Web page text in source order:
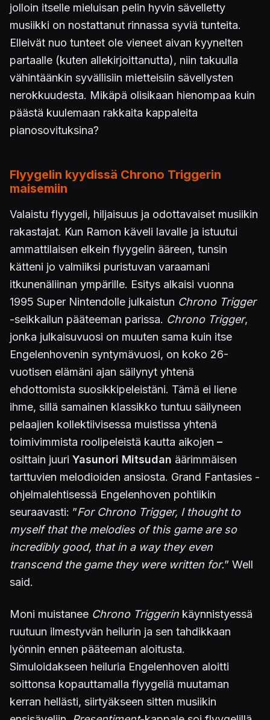
jolloin itselle mieluisan pelin hyvin sävelletty
musiikki on nostattanut rinnassa syviä tunteita.
Elleivät nuo tunteet ole vieneet aivan kyynelten
partaalle (kuten allekirjoittanutta), niin takuulla
vähintäänkin syvällisiin mietteisiin sävellysten
nerokkuudesta. Mikäpä olisikaan hienompaa kuin
päästä kuulemaan rakkaita kappaleita
pianosovituksina?
Flyygelin kyydissä Chrono Triggerin
maisemiin
Valaistu flyygeli, hiljaisuus ja odottavaiset musiikin
rakastajat. Kun Ramon käveli lavalle ja istuutui
ammattilaisen elkein flyygelin ääreen, tunsin
kätteni jo valmiiksi puristuvan varaamani
itkunenäliinan ympärille. Esitys alkaisi vuonna
1995 Super Nintendolle julkaistun Chrono Trigger
-seikkailun pääteeman parissa. Chrono Trigger,
jonka julkaisuvuosi on muuten sama kuin itse
Engelenhovenin syntymävuosi, on koko 26-
vuotisen elämäni ajan säilynyt yhtenä
ehdottomista suosikkipeleistäni. Tämä ei liene
ihme, sillä samainen klassikko tuntuu säilyneen
pelaajien kollektiivisessa muistissa yhtenä
toimivimmista roolipeleistä kautta aikojen –
osittain juuri Yasunori Mitsudan äärimmäisen
tarttuvien melodioiden ansiosta. Grand Fantasies -
ohjelmalehtisessä Engelenhoven pohtiikin
seuraavasti: ”For Chrono Trigger, I thought to
myself that the melodies of this game are so
incredibly good, that in a way they even
transcend the game they were written for.” Well
said.
Moni muistanee Chrono Triggerin käynnistyessä
ruutuun ilmestyvän heilurin ja sen tahdikkaan
lyönnin ennen pääteeman aloitusta.
Simuloidakseen heiluria Engelenhoven aloitti
soittonsa kopauttamalla flyygeliä muutaman
kerran hellästi, siirtyäkseen sitten musiikin